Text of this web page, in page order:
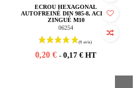
ECROU HEXAGONAL
AUTOFREINÉ DIN 985-8, ACIER
ZINGUÉ M10
06254
0,20 € - 0,17 € HT